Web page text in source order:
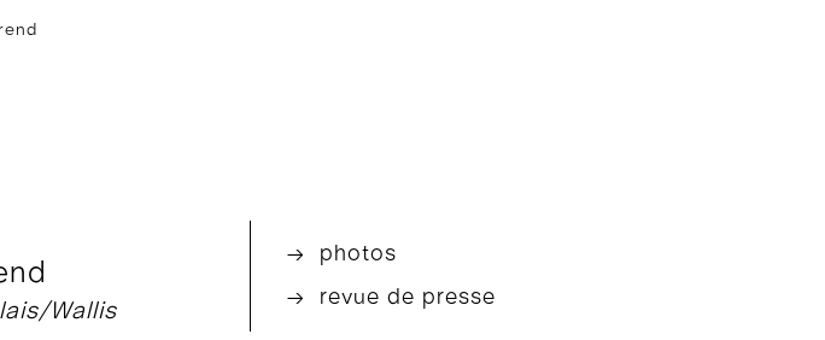
Wallis
→ photos
→ revue de presse